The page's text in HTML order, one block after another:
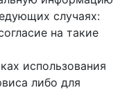
случаях:
на такие
использования
либо для